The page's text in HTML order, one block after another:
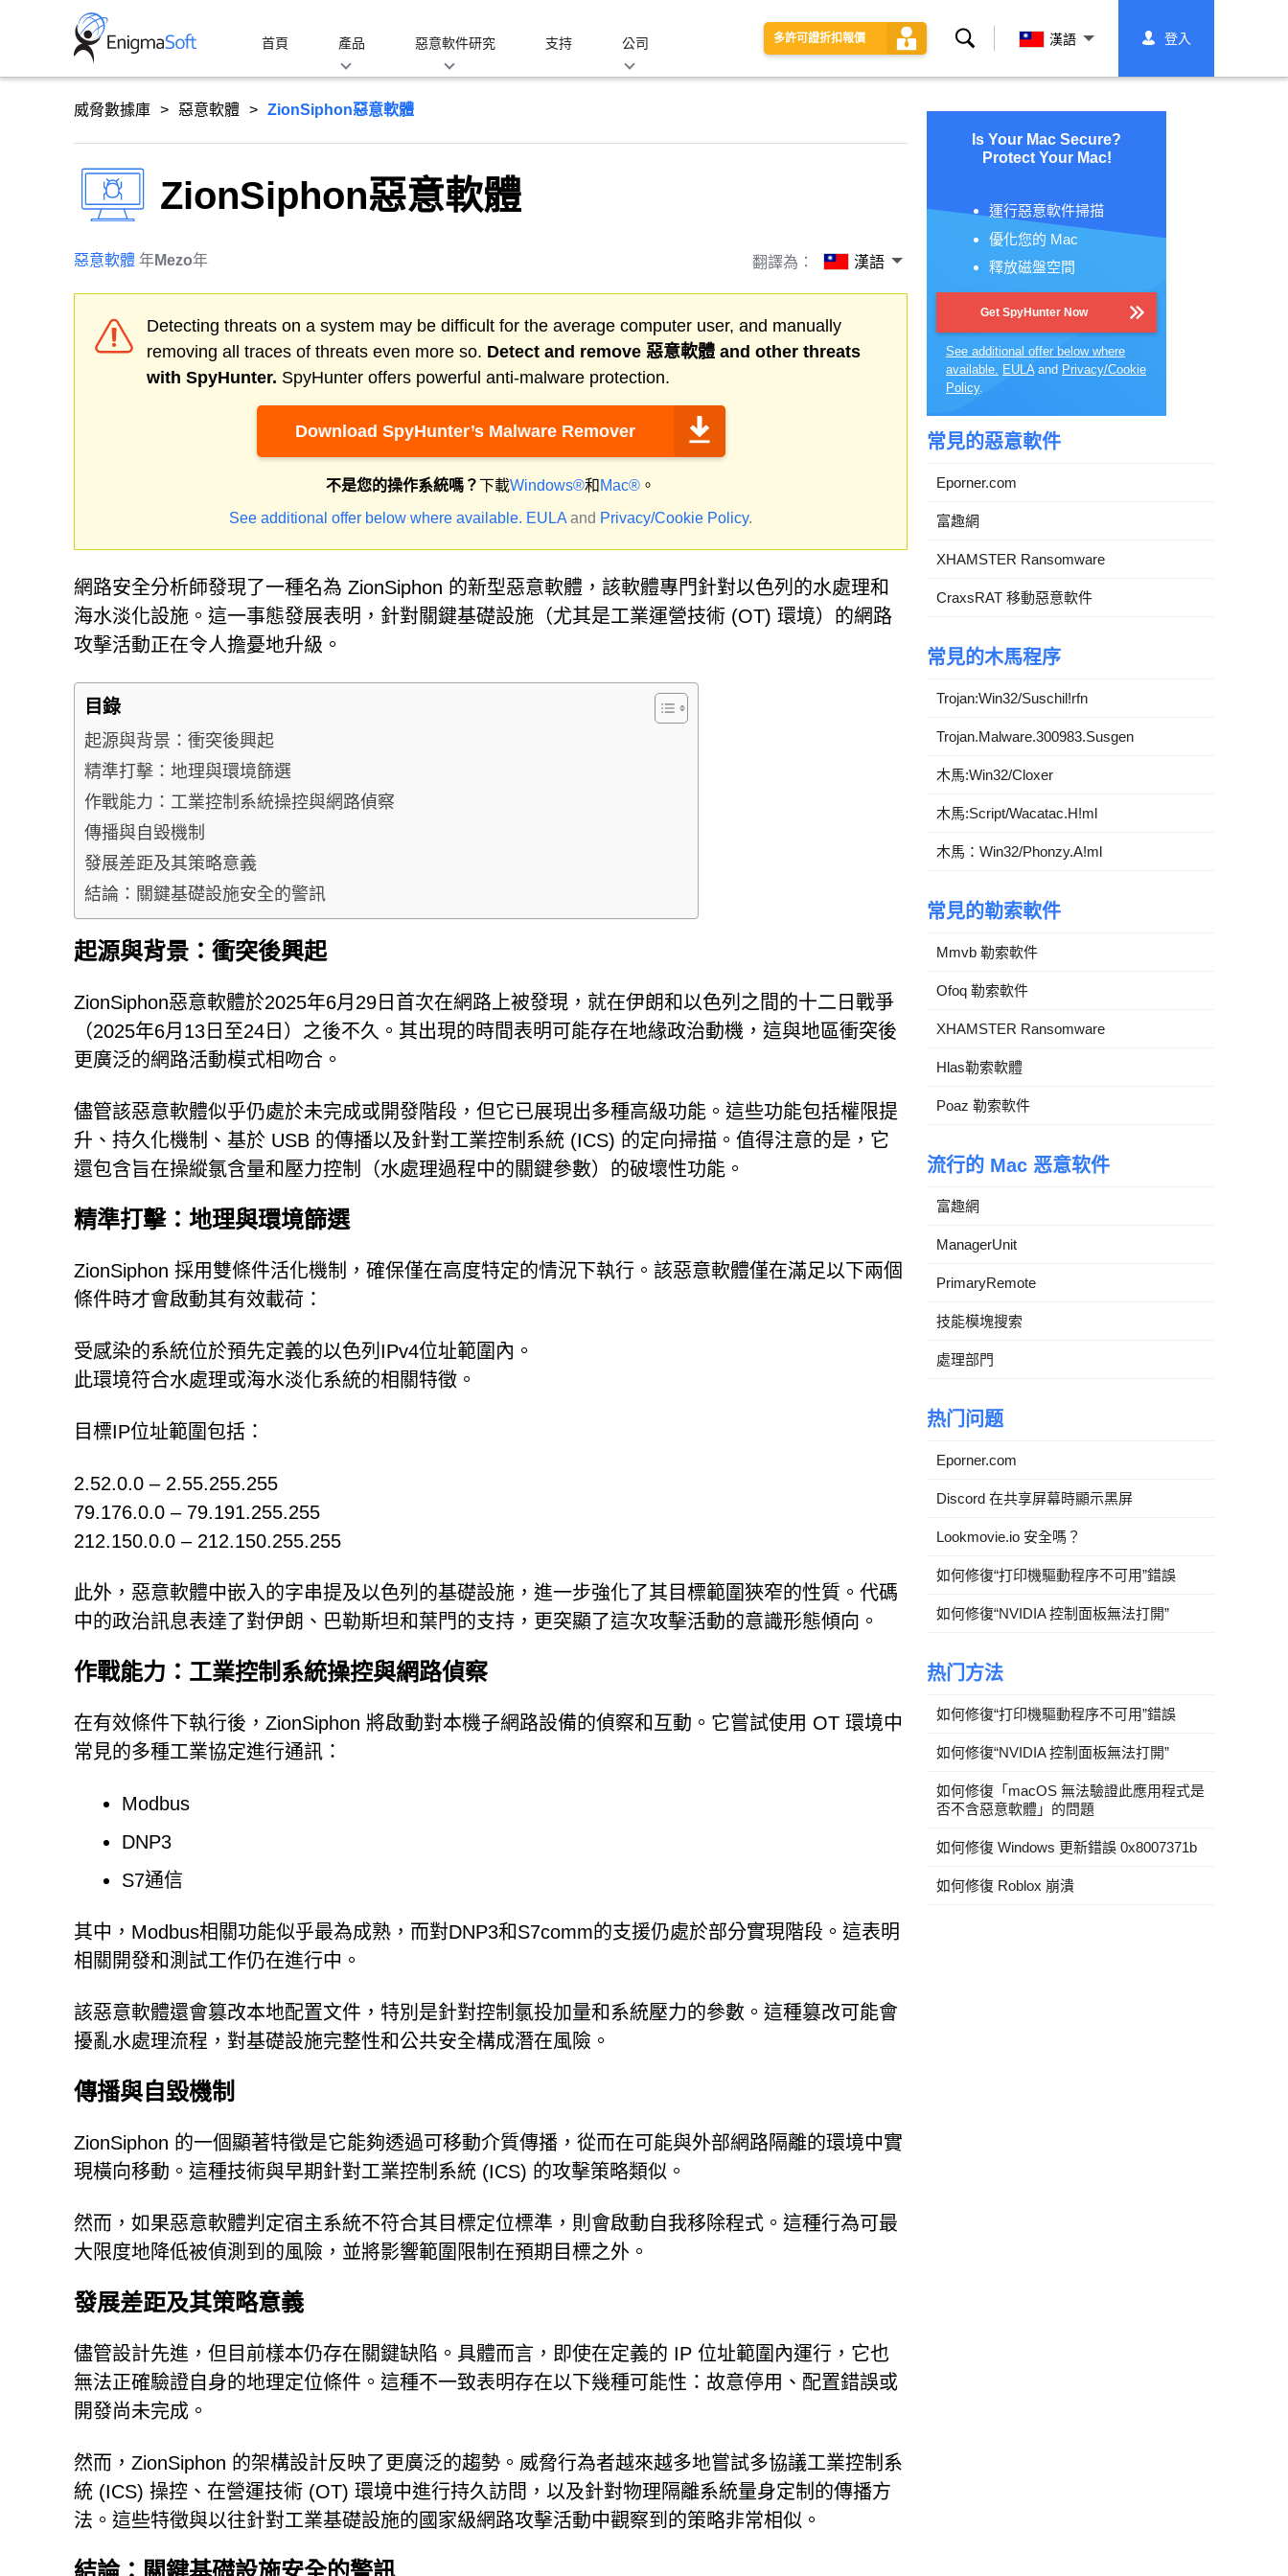
首頁 產品 惡意軟件研究 支持 公司 多許可證折扣報價
搜
漢語 登入
威脅數據庫 惡意軟體 ZionSiphon惡意軟體
ZionSiphon惡意軟體
惡意軟體 年Mezo年 翻譯為： 漢語
Detecting threats on a system may be difficult for the average computer user, and manually
removing all traces of threats even more so. Detect and remove 惡意軟體 and other threats
with SpyHunter. SpyHunter offers powerful anti-malware protection.
Download SpyHunter’s Malware Remover
不是您的操作系統嗎？下載Windows®和 Mac® 。
See additional offer below where available. EULA and Privacy/Cookie Policy.
網路安全分析師發現了一種名為 ZionSiphon 的新型惡意軟體，該軟體專門針對以色列的水處理和
海水淡化設施。這一事態發展表明，針對關鍵基礎設施（尤其是工業運營技術 (OT) 環境）的網路
攻擊活動正在令人擔憂地升級。
目錄
起源與背景：衝突後興起
精準打擊：地理與環境篩選
作戰能力：工業控制系統操控與網路偵察
傳播與自毀機制
發展差距及其策略意義
結論：關鍵基礎設施安全的警訊
起源與背景：衝突後興起
ZionSiphon惡意軟體於2025年6月29日首次在網路上被發現，就在伊朗和以色列之間的十二日戰爭
（2025年6月13日至24日）之後不久。其出現的時間表明可能存在地緣政治動機，這與地區衝突後
更廣泛的網路活動模式相吻合。
儘管該惡意軟體似乎仍處於未完成或開發階段，但它已展現出多種高級功能。這些功能包括權限提
升、持久化機制、基於 USB 的傳播以及針對工業控制系統 (ICS) 的定向掃描。值得注意的是，它
還包含旨在操縱氯含量和壓力控制（水處理過程中的關鍵參數）的破壞性功能。
精準打擊：地理與環境篩選
ZionSiphon 採用雙條件活化機制，確保僅在高度特定的情況下執行。該惡意軟體僅在滿足以下兩個
條件時才會啟動其有效載荷：
受感染的系統位於預先定義的以色列IPv4位址範圍內。
此環境符合水處理或海水淡化系統的相關特徵。
目標IP位址範圍包括：
2.52.0.0 – 2.55.255.255
79.176.0.0 – 79.191.255.255
212.150.0.0 – 212.150.255.255
此外，惡意軟體中嵌入的字串提及以色列的基礎設施，進一步強化了其目標範圍狹窄的性質。代碼
中的政治訊息表達了對伊朗、巴勒斯坦和葉門的支持，更突顯了這次攻擊活動的意識形態傾向。
作戰能力：工業控制系統操控與網路偵察
在有效條件下執行後，ZionSiphon 將啟動對本機子網路設備的偵察和互動。它嘗試使用 OT 環境中
常見的多種工業協定進行通訊：
Modbus
DNP3
S7通信
其中，Modbus相關功能似乎最為成熟，而對DNP3和S7comm的支援仍處於部分實現階段。這表明
相關開發和測試工作仍在進行中。
該惡意軟體還會篡改本地配置文件，特別是針對控制氯投加量和系統壓力的參數。這種篡改可能會
擾亂水處理流程，對基礎設施完整性和公共安全構成潛在風險。
傳播與自毀機制
ZionSiphon 的一個顯著特徵是它能夠透過可移動介質傳播，從而在可能與外部網路隔離的環境中實
現橫向移動。這種技術與早期針對工業控制系統 (ICS) 的攻擊策略類似。
然而，如果惡意軟體判定宿主系統不符合其目標定位標準，則會啟動自我移除程式。這種行為可最
大限度地降低被偵測到的風險，並將影響範圍限制在預期目標之外。
發展差距及其策略意義
儘管設計先進，但目前樣本仍存在關鍵缺陷。具體而言，即使在定義的 IP 位址範圍內運行，它也
無法正確驗證自身的地理定位條件。這種不一致表明存在以下幾種可能性：故意停用、配置錯誤或
開發尚未完成。
然而，ZionSiphon 的架構設計反映了更廣泛的趨勢。威脅行為者越來越多地嘗試多協議工業控制系
統 (ICS) 操控、在營運技術 (OT) 環境中進行持久訪問，以及針對物理隔離系統量身定制的傳播方
法。這些特徵與以往針對工業基礎設施的國家級網路攻擊活動中觀察到的策略非常相似。
結論：關鍵基礎設施安全的警訊
Is Your Mac Secure?
Protect Your Mac!
運行惡意軟件掃描
優化您的 Mac
釋放磁盤空間
Get SpyHunter Now
See additional offer below where
available. EULAand Privacy/Cookie
Policy.
常見的惡意軟件
Eporner.com
富趣網
XHAMSTER Ransomware
CraxsRAT 移動惡意軟件
常見的木馬程序
Trojan:Win32/Suschil!rfn
Trojan.Malware.300983.Susgen
木馬:Win32/Cloxer
木馬:Script/Wacatac.H!ml
木馬：Win32/Phonzy.A!ml
常見的勒索軟件
Mmvb 勒索軟件
Ofoq 勒索軟件
XHAMSTER Ransomware
Hlas勒索軟體
Poaz 勒索軟件
流行的 Mac 恶意软件
富趣網
ManagerUnit
PrimaryRemote
技能模塊搜索
處理部門
热门问题
Eporner.com
Discord 在共享屏幕時顯示黑屏
Lookmovie.io 安全嗎？
如何修復“打印機驅動程序不可用”錯誤
如何修復“NVIDIA 控制面板無法打開”
热门方法
如何修復“打印機驅動程序不可用”錯誤
如何修復“NVIDIA 控制面板無法打開”
如何修復「macOS 無法驗證此應用程式是
否不含惡意軟體」的問題
如何修復 Windows 更新錯誤 0x8007371b
如何修復 Roblox 崩潰